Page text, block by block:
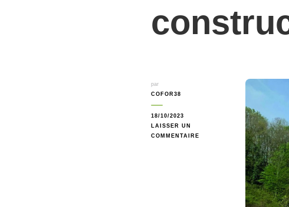
par
COFOR38
18/10/2023
LAISSER UN
COMMENTAIRE